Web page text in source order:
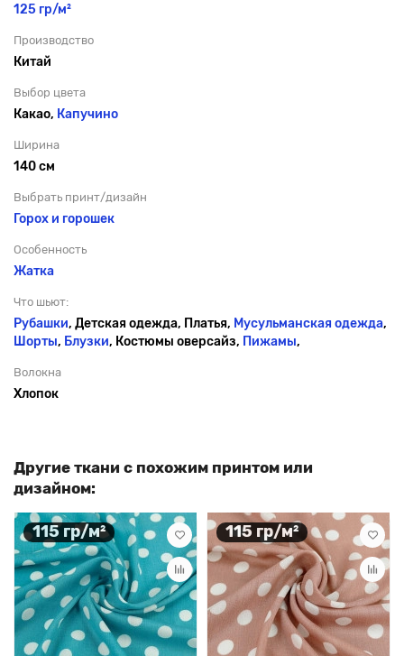
125 гр/м²
Производство
Китай
Выбор цвета
Какао, Капучино
Ширина
140 см
Выбрать принт/дизайн
Горох и горошек
Особенность
Жатка
Что шьют:
Рубашки, Детская одежда, Платья, Мусульманская одежда,
Шорты, Блузки, Костюмы оверсайз, Пижамы,
Волокна
Хлопок
Другие ткани с похожим принтом или
дизайном:
115 гр/м² 115 гр/м²